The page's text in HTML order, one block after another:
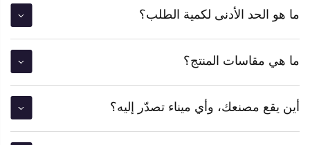
ما هو الحد الأدنى لكمية الطلب؟
ما هي مقاسات المنتج؟
أين يقع مصنعك، وأي ميناء تصدّر إليه؟